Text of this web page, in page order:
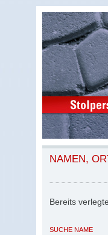
NAMEN,
Bereits
SUCHE NAME